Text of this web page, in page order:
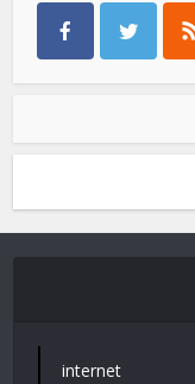
internet